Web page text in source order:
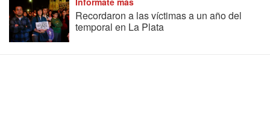
Recordaron a las víctimas a un año del
temporal en La Plata